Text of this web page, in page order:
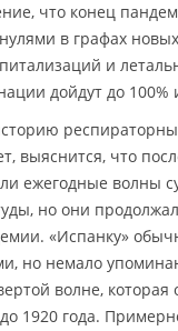
что конец
в графах
и
дойдут до 100%
выяснится, что
ежегодные волны
но они
«Испанку»
но немало
волне, которая
1920 года.